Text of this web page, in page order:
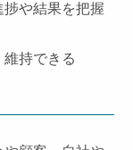
や結果を把握
持できる